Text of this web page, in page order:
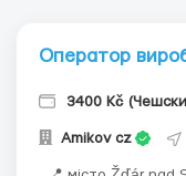
Оператор
3400 Kč
Amikov cz